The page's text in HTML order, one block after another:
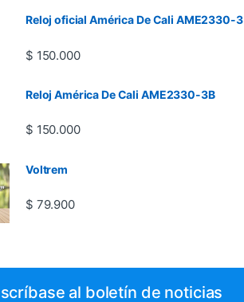
Reloj oficial América De Cali AME2330-3
$ 150.000
Reloj América De Cali AME2330-3B
$ 150.000
Voltrem
$ 79.900
al boletín de noticias